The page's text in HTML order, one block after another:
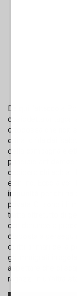
Da qui l'attacco a
cosiddetta
ortodossa che non
e tira le fila dai
della campagna
principio
decidere chi abbia
e chi no. Ecco a voi
impunità
privata. Ci sono i
tratta oltretutto di
con denunce e
disposta a
diritti primari della
gli immigrati
aspettare che ci
ragazzi in un’altra